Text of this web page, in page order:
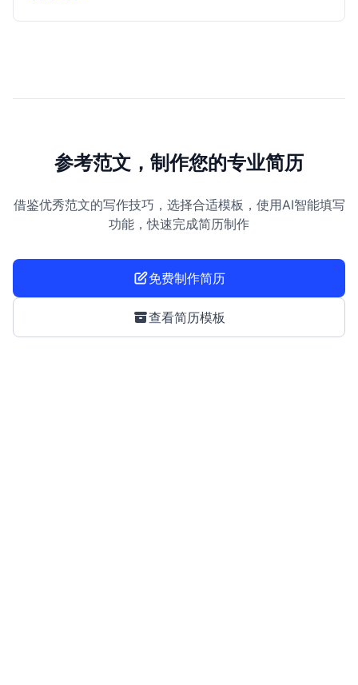
参考范文，制作您的专业简历
借鉴优秀范文的写作技巧，选择合适模板，使用AI智能填写
功能，快速完成简历制作
免费制作简历
查看简历模板